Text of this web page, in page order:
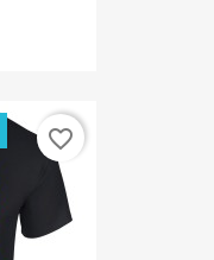
favorite_border